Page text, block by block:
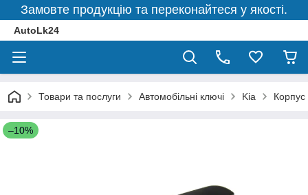
Замовте продукцію та переконайтеся у якості.
AutoLk24
Товари та послуги Автомобільні ключі Kia
–10%